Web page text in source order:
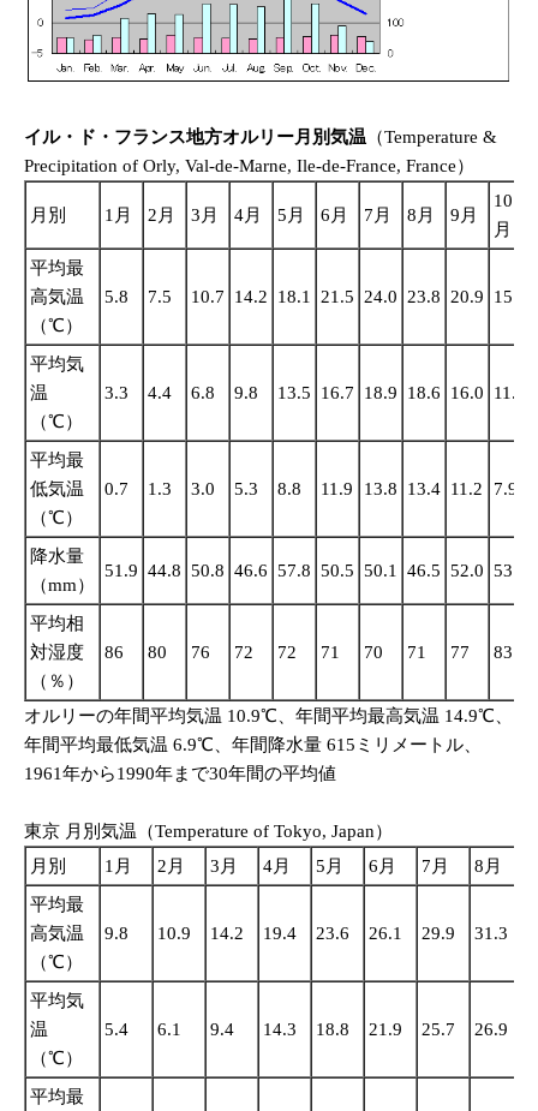
イル・ド・フランス地方オルリー月別気温 （Temperature &
Precipitation of Orly, Val-de-Marne, Ile-de-France, France）
月別 1月 2月 3月 4月 5月 6月 7月 8月 9月
10
月
平均最
高気温
（℃）
5.8 7.5 10.7 14.2 18.1 21.5 24.0 23.8 20.9 15.9
平均気
温
（℃）
3.3 4.4 6.8 9.8 13.5 16.7 18.9 18.6 16.0 11.9
平均最
低気温
（℃）
0.7 1.3 3.0 5.3 8.8 11.9 13.8 13.4 11.2 7.9
降水量
（mm）
51.9 44.8 50.8 46.6 57.8 50.5 50.1 46.5 52.0 53.2
平均相
対湿度
（％）
86 80 76 72 72 71 70 71 77 83
オルリーの年間平均気温 10.9℃、年間平均最高気温 14.9℃、
年間平均最低気温 6.9℃、年間降水量 615ミリメートル、
1961年から1990年まで30年間の平均値
東京 月別気温（Temperature of Tokyo, Japan）
月別
1月 2月 3月 4月 5月 6月 7月 8月
平均最
高気温
（℃）
9.8 10.9 14.2 19.4 23.6 26.1 29.9 31.3
平均気
温
（℃）
5.4 6.1 9.4 14.3 18.8 21.9 25.7 26.9
平均最